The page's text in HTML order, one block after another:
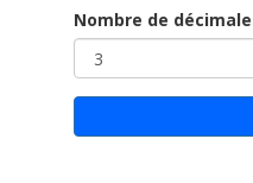
Nombre de